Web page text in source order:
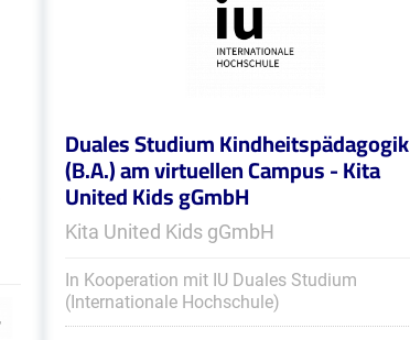
Duales Studium Kindheitspädagogik
(B.A.) am virtuellen Campus - Kita
United Kids gGmbH
Kita United Kids gGmbH
In Kooperation mit IU Duales Studium
(Internationale Hochschule)